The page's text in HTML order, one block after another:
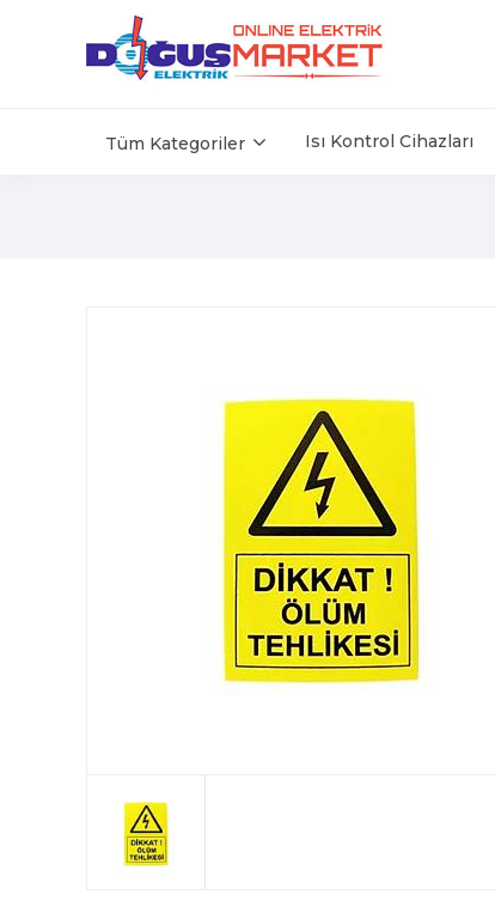
Tüm Kategoriler Isı Kontrol Cihazları